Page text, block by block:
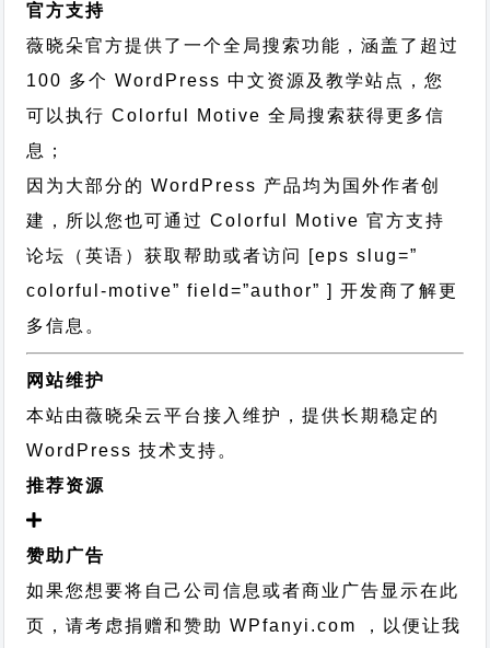
官方支持
薇晓朵官方提供了一个全局搜索功能，涵盖了超过
100 多个 WordPress 中文资源及教学站点，您
可以执行 Colorful Motive 全局搜索获得更多信
息；
因为大部分的 WordPress 产品均为国外作者创
建，所以您也可通过Colorful Motive 官方支持
论坛
（英语）获取帮助或者访问 [eps slug=”
colorful-motive” field=”author” ] 开发商了解更
多信息。
网站维护
本站由薇晓朵云平台接入维护，提供长期稳定的
WordPress 技术支持 。
推荐资源
赞助广告
如果您想要将自己公司信息或者商业广告显示在此
页，请考虑捐赠和赞助 WPfanyi.com ，以便让我